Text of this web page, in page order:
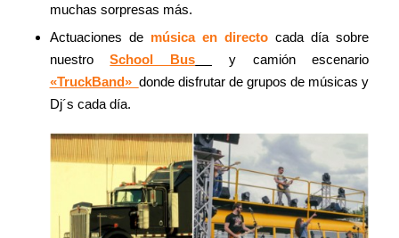
muchas sorpresas más.
Actuaciones de música en directo cada día sobre
nuestroSchool Bus
y camión escenario
«TruckBand» donde disfrutar de grupos de músicas y
Dj´s cada día.